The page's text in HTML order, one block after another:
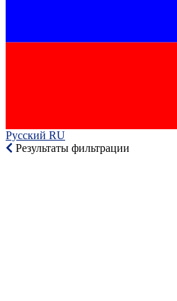
Русский RU‎
Результаты фильтрации